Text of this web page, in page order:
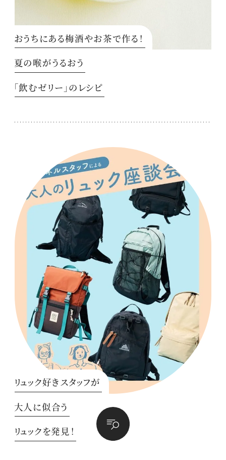
おうちにある梅酒やお茶で作る！
夏の喉がうるおう
「飲むゼリー」のレシピ
リュック好きスタッフが
大人に似合う
リュックを発見！